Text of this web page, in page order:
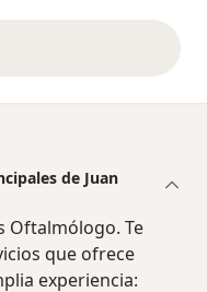
anteriores
de Juan
Oftalmólogo. Te
que ofrece
experiencia: